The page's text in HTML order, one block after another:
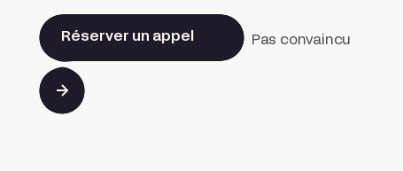
Réserver un appel Pas convaincu